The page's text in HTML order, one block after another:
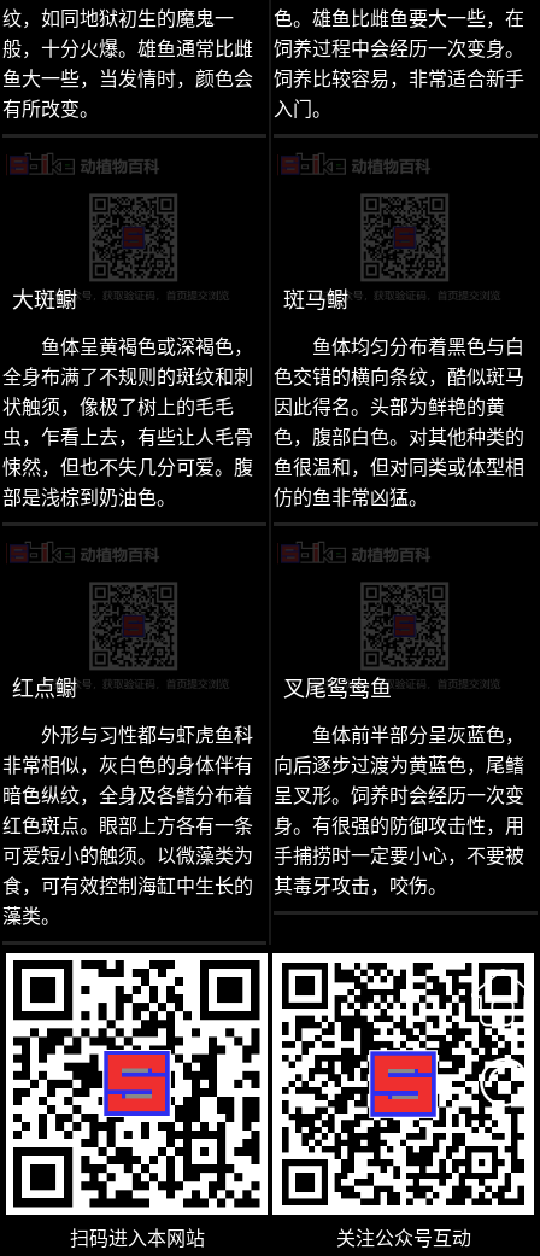
纹，如同地狱初生的魔鬼一
般，十分火爆。雄鱼通常比雌
鱼大一些，当发情时，颜色会
有所改变。
大斑鳚
鱼体呈黄褐色或深褐色，
全身布满了不规则的斑纹和刺
状触须，像极了树上的毛毛
虫，乍看上去，有些让人毛骨
悚然，但也不失几分可爱。腹
部是浅棕到奶油色。
红点鳚
外形与习性都与虾虎鱼科
非常相似，灰白色的身体伴有
暗色纵纹，全身及各鳍分布着
红色斑点。眼部上方各有一条
可爱短小的触须。以微藻类为
食，可有效控制海缸中生长的
藻类。
色。雄鱼比雌鱼要大一些，在
饲养过程中会经历一次变身。
饲养比较容易，非常适合新手
入门。
斑马鳚
鱼体均匀分布着黑色与白
色交错的横向条纹，酷似斑马
因此得名。头部为鲜艳的黄
色，腹部白色。对其他种类的
鱼很温和，但对同类或体型相
仿的鱼非常凶猛。
叉尾鸳鸯鱼
鱼体前半部分呈灰蓝色，
向后逐步过渡为黄蓝色，尾鳍
呈叉形。饲养时会经历一次变
身。有很强的防御攻击性，用
手捕捞时一定要小心，不要被
其毒牙攻击，咬伤。
扫码进入本网站 关注公众号互动